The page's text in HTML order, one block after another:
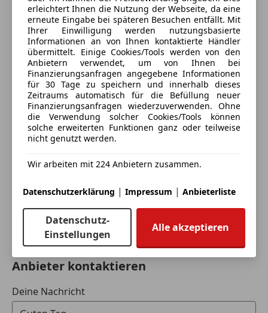
ABS
Abstandstempomat
Abstandswarner
Alarmanlage
ESP
Fahrerairbag
Fernlichtassistent
Geschwindigkeits-begrenzungsanlage
Isofix
Kopfairbag
LED-Scheinwerfer
Müdigkeitswarnsystem
Notrufsystem
Reifendruckkontrollsystem
Seitenairbag
Servolenkung
Tagfahrlicht
Totwinkel-Assistent
ASSISTENZSYSTEME
233 Aktiver Abstands-Assistent DISTRONIC
243 Aktiver Spurhalte-Assistent
266 Aktiver Lenk-Assistent
272 Ausweichunterstützung
351 Mercedes-Benz Notrufsystem
513 Verkehrszeichen-Assistent
546 Aktiver Geschwindigkeitslimit-Assistent
628 Adaptiver Fernlicht-Assistent Plus
K32 Aktiver Spurwechsel-Assistent
Stau
K34 Streckenbasierte Geschwindigkeitsanpassung
235 Aktiver Park-Assistent mit PARKTRONIC
501 360°-Kamera
MOTOR GETRIEBE & FAHRWERK
215 Fahrwerk mit adaptivem Dämpfungssystem
AUDIO & KOMMUNIKATION
Verkäufer Händler
Günter Braher GmbH
Sternebewertung 5 von 5
5Sterne
(100% Weiterempfehlungen)
Anbieter auf AutoScout24 seit 2007
Daimlerstr. 1,
4310 Mauthausen, AT
Christian Kirchhofer
Alle Fahrzeuge des Anbieters
Anbieter kontaktieren
Deine Nachricht
erleichtert Ihnen die Nutzung der Webseite, da eine
erneute Eingabe bei späteren Besuchen entfällt. Mit
Ihrer Einwilligung werden nutzungsbasierte
Informationen an von Ihnen kontaktierte Händler
übermittelt. Einige Cookies/Tools werden von den
Anbietern verwendet, um von Ihnen bei
Finanzierungsanfragen angegebene Informationen
für 30 Tage zu speichern und innerhalb dieses
Zeitraums automatisch für die Befüllung neuer
Finanzierungsanfragen wiederzuverwenden. Ohne
die Verwendung solcher Cookies/Tools können
solche erweiterten Funktionen ganz oder teilweise
nicht genutzt werden.
Wir arbeiten mit 224 Anbietern zusammen.
Datenschutzerklärung | Impressum | Anbieterliste
Datenschutz-
Einstellungen
Alle akzeptieren